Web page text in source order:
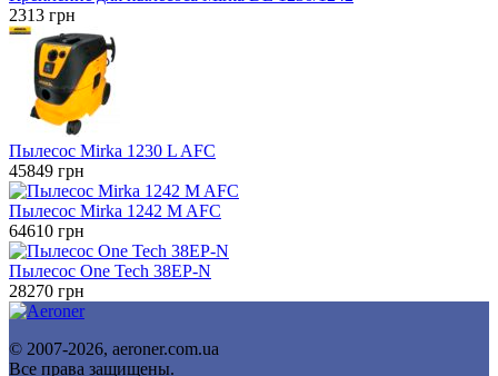
2313 грн
Пылесос Mirka 1230 L AFC
45849 грн
Пылесос Mirka 1242 M AFC
64610 грн
Пылесос One Tech 38EP-N
28270 грн
© 2007-2026, aeroner.com.ua
Все права защищены.